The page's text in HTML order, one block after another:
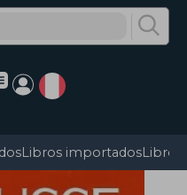
Libros importadosLibros